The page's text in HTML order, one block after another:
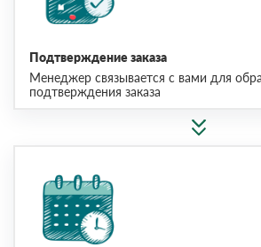
Подтверждение заказа
Менеджер связывается с вами для
подтверждения заказа